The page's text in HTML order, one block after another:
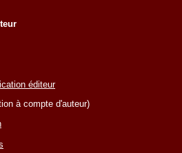
éditeur
à compte d'auteur)